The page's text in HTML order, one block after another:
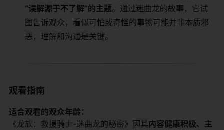
“误解源于不了解”的主题​​。通过迷曲龙的故事，它试
图告诉观众，看似可怕或奇怪的事物可能并非本质邪
恶，理解和沟通是关键。
观看指南
​适合观看的观众年龄：​
《龙族：救援骑士-迷曲龙的秘密》因其​​内容健康积极、主